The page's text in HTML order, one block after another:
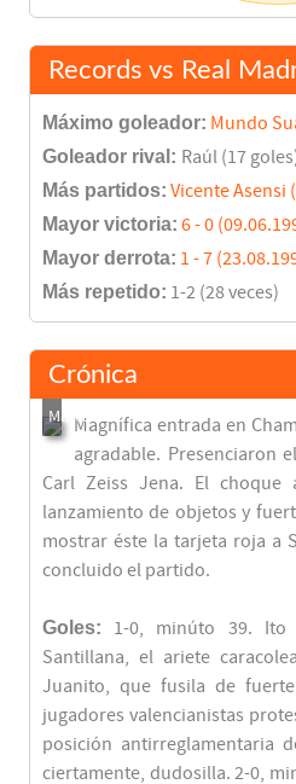
Records vs Real
Máximo goleador: Mundo
Goleador rival: Raúl (17
Más partidos: Vicente Asensi
Mayor victoria: 6 - 0
Mayor derrota: 1 - 7
Más repetido: 1-2 (28 veces)
Crónica
Magnífica entrada en
agradable. Presenciaron
Carl Zeiss Jena. El choque
lanzamiento de objetos y
mostrar éste la tarjeta roja a
concluido el partido.
Goles: 1-0, minúto 39. Ito
Santillana, el ariete
Juanito, que fusila de
jugadores valencianistas
posición antirreglamentaria
ciertamente, dudosilla. 2-0,